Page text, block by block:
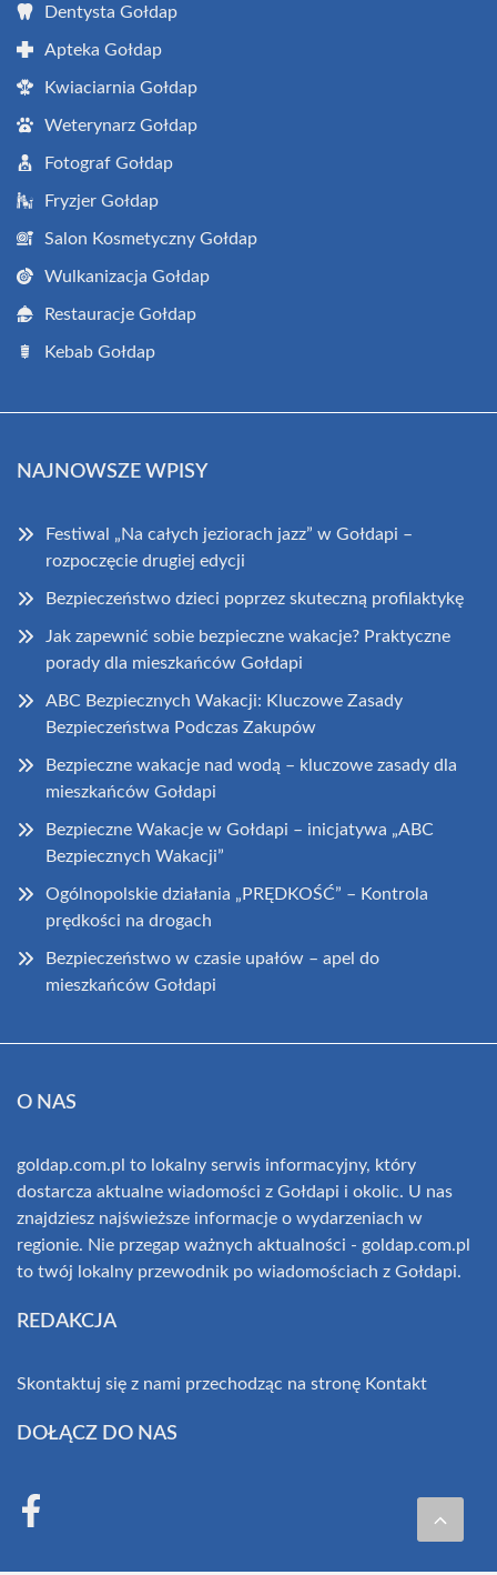
Dentysta Gołdap
Apteka Gołdap
Kwiaciarnia Gołdap
Weterynarz Gołdap
Fotograf Gołdap
Fryzjer Gołdap
Salon Kosmetyczny Gołdap
Wulkanizacja Gołdap
Restauracje Gołdap
Kebab Gołdap
NAJNOWSZE WPISY
Festiwal „Na całych jeziorach jazz” w Gołdapi –
rozpoczęcie drugiej edycji
Bezpieczeństwo dzieci poprzez skuteczną profilaktykę
Jak zapewnić sobie bezpieczne wakacje? Praktyczne
porady dla mieszkańców Gołdapi
ABC Bezpiecznych Wakacji: Kluczowe Zasady
Bezpieczeństwa Podczas Zakupów
Bezpieczne wakacje nad wodą – kluczowe zasady dla
mieszkańców Gołdapi
Bezpieczne Wakacje w Gołdapi – inicjatywa „ABC
Bezpiecznych Wakacji”
Ogólnopolskie działania „PRĘDKOŚĆ” – Kontrola
prędkości na drogach
Bezpieczeństwo w czasie upałów – apel do
mieszkańców Gołdapi
O NAS
goldap.com.pl to lokalny serwis informacyjny, który
dostarcza aktualne wiadomości z Gołdapi i okolic. U nas
znajdziesz najświeższe informacje o wydarzeniach w
regionie. Nie przegap ważnych aktualności - goldap.com.pl
to twój lokalny przewodnik po wiadomościach z Gołdapi.
REDAKCJA
Skontaktuj się z nami przechodząc na stronę Kontakt
DOŁĄCZ DO NAS